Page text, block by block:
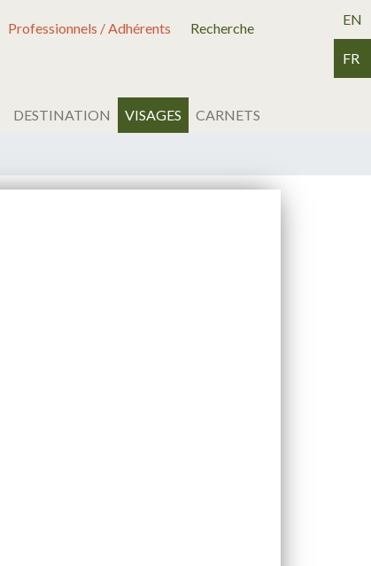
Professionnels / Adhérents Recherche
DESTINATION VISAGES CARNETS
EN
FR